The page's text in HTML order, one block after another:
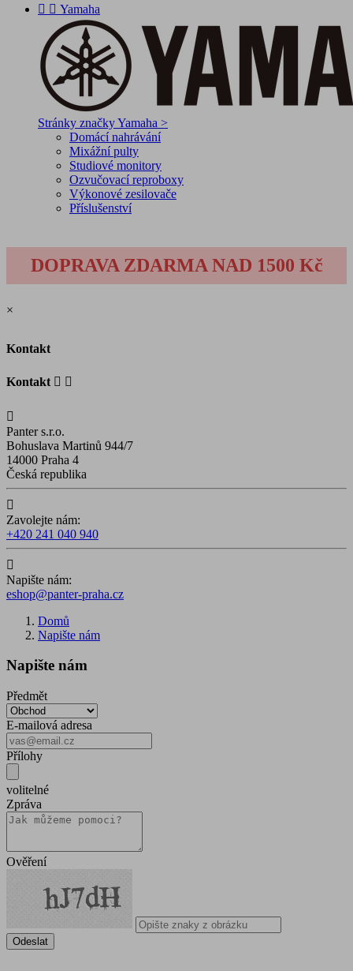
  Yamaha
Stránky značky Yamaha >
Domácí nahrávání
Mixážní pulty
Studiové monitory
Ozvučovací reproboxy
Výkonové zesilovače
Příslušenství
DOPRAVA ZDARMA NAD 1500 Kč
×
Kontakt
Kontakt  

Panter s.r.o.
Bohuslava Martinů 944/7
14000 Praha 4
Česká republika

Zavolejte nám:
+420 241 040 940

Napište nám:
eshop@panter-praha.cz
Domů
Napište nám
Napište nám
Předmět
E-mailová adresa
Přílohy
volitelné
Zpráva
Ověření